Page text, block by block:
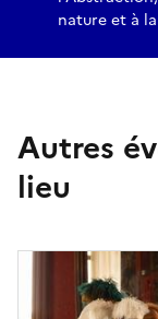
nature et à
Autres
lieu